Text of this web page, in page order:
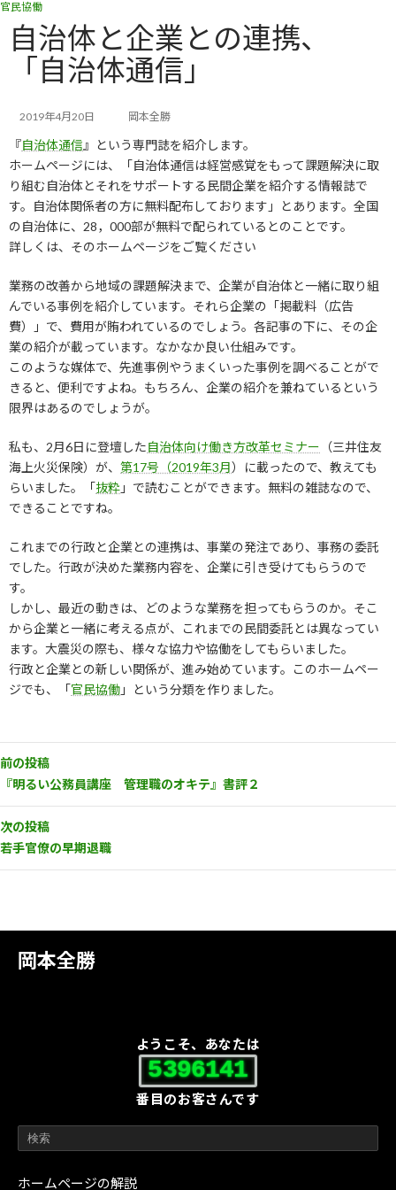
コ
プ
ナ
動
岡本全勝
ようこそ、あなたは
5396141
番目のお客さんです
ホームページの解説
官民協働
自治体と企業との連携、
「自治体通信」
2019年4月20日 岡本全勝
『自治体通信 』という専門誌を紹介します。
ホームページには、「自治体通信は経営感覚をもって課題解決に取
り組む自治体とそれをサポートする民間企業を紹介する情報誌で
す。自治体関係者の方に無料配布しております」とあります。全国
の自治体に、28，000部が無料で配られているとのことです。
詳しくは、そのホームページをご覧ください
業務の改善から地域の課題解決まで、企業が自治体と一緒に取り組
んでいる事例を紹介しています。それら企業の「掲載料（広告
費）」で、費用が賄われているのでしょう。各記事の下に、その企
業の紹介が載っています。なかなか良い仕組みです。
このような媒体で、先進事例やうまくいった事例を調べることがで
きると、便利ですよね。もちろん、企業の紹介を兼ねているという
限界はあるのでしょうが。
私も、2月6日に登壇した自治体向け働き方改革セミナー （三井住友
海上火災保険）が、 第17号（2019年3月）に載ったので、教えても
らいました。「抜粋 」で読むことができます。無料の雑誌なので、
できることですね。
これまでの行政と企業との連携は、事業の発注であり、事務の委託
でした。行政が決めた業務内容を、企業に引き受けてもらうので
す。
しかし、最近の動きは、どのような業務を担ってもらうのか。そこ
から企業と一緒に考える点が、これまでの民間委託とは異なってい
ます。大震災の際も、様々な協力や協働をしてもらいました。
行政と企業との新しい関係が、進み始めています。このホームペー
ジでも、「官民協働 」という分類を作りました。
前の投稿
『明るい公務員講座 管理職のオキテ』書評２
次の投稿
若手官僚の早期退職